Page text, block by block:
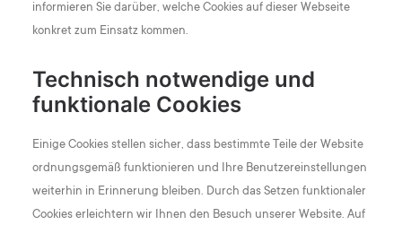
informieren Sie darüber, welche Cookies auf dieser Webseite
konkret zum Einsatz kommen.
Technisch notwendige und
funktionale Cookies
Einige Cookies stellen sicher, dass bestimmte Teile der Website
ordnungsgemäß funktionieren und Ihre Benutzereinstellungen
weiterhin in Erinnerung bleiben. Durch das Setzen funktionaler
Cookies erleichtern wir Ihnen den Besuch unserer Website. Auf